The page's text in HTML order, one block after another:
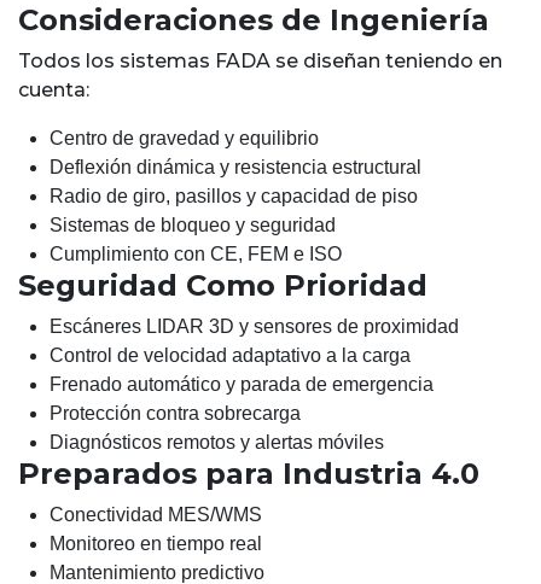
Consideraciones de Ingeniería
Todos los sistemas FADA se diseñan teniendo en
cuenta:
Centro de gravedad y equilibrio
Deflexión dinámica y resistencia estructural
Radio de giro, pasillos y capacidad de piso
Sistemas de bloqueo y seguridad
Cumplimiento con CE, FEM e ISO
Seguridad Como Prioridad
Escáneres LIDAR 3D y sensores de proximidad
Control de velocidad adaptativo a la carga
Frenado automático y parada de emergencia
Protección contra sobrecarga
Diagnósticos remotos y alertas móviles
Preparados para Industria 4.0
Conectividad MES/WMS
Monitoreo en tiempo real
Mantenimiento predictivo